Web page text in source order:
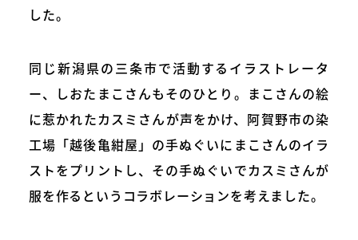
した。
同じ新潟県の三条市で活動するイラストレータ
ー、しおたまこさんもそのひとり。まこさんの絵
に惹かれたカスミさんが声をかけ、阿賀野市の染
工場「越後亀紺屋」の手ぬぐいにまこさんのイラ
ストをプリントし、その手ぬぐいでカスミさんが
服を作るというコラボレーションを考えました。